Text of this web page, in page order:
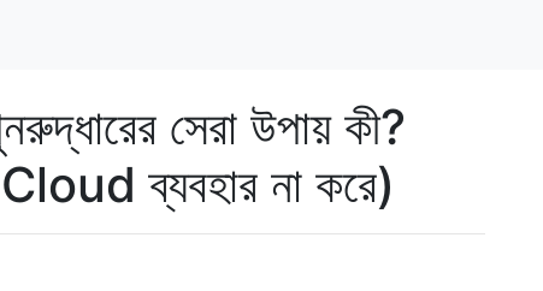
সেরা উপায় কী?
ব্যবহার না করে)